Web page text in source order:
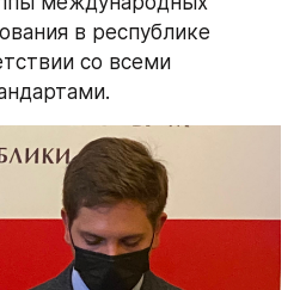
в республике
со всеми